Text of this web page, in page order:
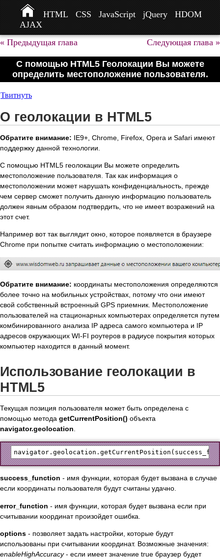
HTML CSS JavaScript jQuery
HDOM
AJAX
« Предыдущая глава
Следующая глава »
С помощью HTML5 Геолокации Вы можете
определить местоположение пользователя.
Твитнуть
О геолокации в HTML5
Обратите внимание: IE9+, Chrome, Firefox, Opera и Safari имеют
поддержку данной технологии.
С помощью HTML5 геолокации Вы можете определить
местоположение пользователя. Так как информация о
местоположении может нарушать конфиденциальность, прежде
чем сервер сможет получить данную информацию пользователь
должен явным образом подтвердить, что не имеет возражений на
этот счет.
Например вот так выглядит окно, которое появляется в браузере
Chrome при попытке считать информацию о местоположении:
Обратите внимание: координаты местоположения определяются
более точно на мобильных устройствах, потому что они имеют
свой собственный встроенный GPS приемник. Местоположение
пользователей на стационарных компьютерах определяется путем
комбинированного анализа IP адреса самого компьютера и IP
адресов окружающих WI-FI роутеров в радиусе покрытия которых
компьютер находится в данный момент.
Использование геолокации в
HTML5
Текущая позиция пользователя может быть определена с
помощью метода getCurrentPosition() объекта
navigator.geolocation
success_function - имя функции, которая будет вызвана в случае
если координаты пользователя будут считаны удачно.
error_function - имя функции, которая будет вызвана если при
считывании координат произойдет ошибка.
options - позволяет задать настройки, которые будут
использованы при считывании координат. Возможные значения:
enableHighAccuracy- если имеет значение true браузер будет